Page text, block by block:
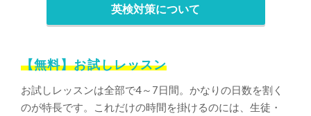
英検対策について
【無料】お試しレッスン
お試しレッスンは全部で4～7日間。かなりの日数を割く
のが特長です。これだけの時間を掛けるのには、生徒・